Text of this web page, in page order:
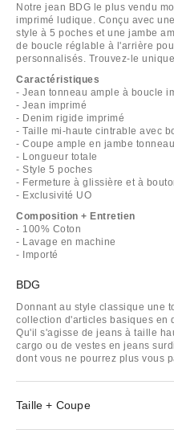
Notre jean BDG le plus vendu
imprimé ludique. Conçu avec
style à 5 poches et une jambe
de boucle réglable à l'arrière
personnalisés. Trouvez-le
Caractéristiques
- Jean tonneau ample à boucle
- Jean imprimé
- Denim rigide imprimé
- Taille mi-haute cintrable avec
- Coupe ample en jambe tonneau
- Longueur totale
- Style 5 poches
- Fermeture à glissière et à
- Exclusivité UO
Composition + Entretien
- 100% Coton
- Lavage en machine
- Importé
BDG
Donnant au style classique une
collection d'articles basiques en
Qu'il s'agisse de jeans à taille
cargo ou de vestes en jeans
dont vous ne pourrez plus vous
Taille + Coupe